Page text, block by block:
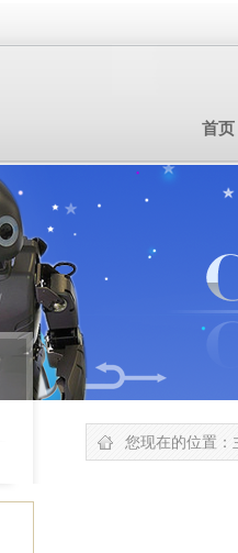
首页
您现在的位置：